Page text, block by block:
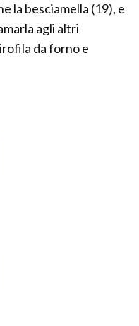
la besciamella (19), e
agli altri
da forno e